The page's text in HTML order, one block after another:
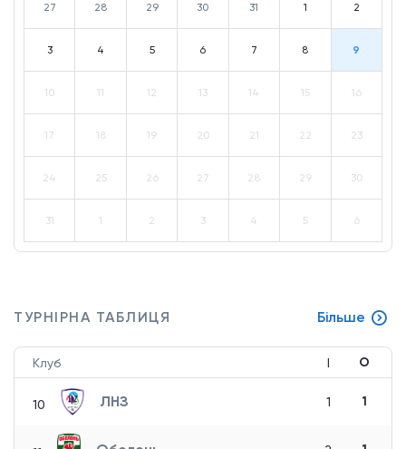
27 28 29 30 31 1 2
3 4 5 6 7 8 9
10 11 12 13 14 15 16
17 18 19 20 21 22 23
24 25 26 27 28 29 30
31 1 2 3 4 5 6
ТУРНІРНА ТАБЛИЦЯ Більше
Клуб І О
10 ЛНЗ 1 1